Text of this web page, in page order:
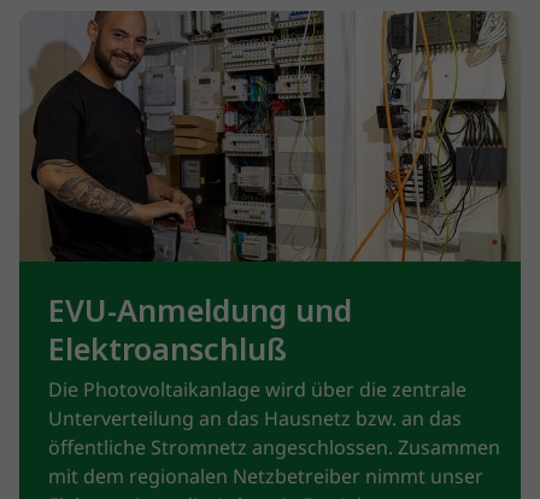
EVU-Anmeldung und
Elektroanschluß
Die Photovoltaikanlage wird über die zentrale
Unterverteilung an das Hausnetz bzw. an das
öffentliche Stromnetz angeschlossen. Zusammen
mit dem regionalen Netzbetreiber nimmt unser